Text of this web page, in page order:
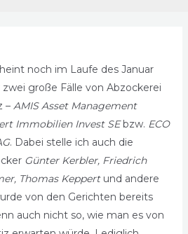
noch im Laufe des Januar
große Fälle von Abzockerei
– AMIS Asset Management
Immobilien Invest SEbzw. ECO
. Dabei stelle ich auch die
Günter Kerbler, Friedrich
Thomas Keppertund andere
von den Gerichten bereits
auch nicht so, wie man es von